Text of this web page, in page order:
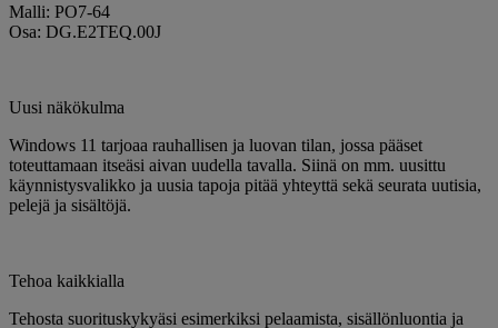
Malli: PO7-64
Osa: DG.E2TEQ.00J
Uusi näkökulma
Windows 11 tarjoaa rauhallisen ja luovan tilan, jossa pääset
toteuttamaan itseäsi aivan uudella tavalla. Siinä on mm. uusittu
käynnistysvalikko ja uusia tapoja pitää yhteyttä sekä seurata uutisia,
pelejä ja sisältöjä.
Tehoa kaikkialla
Tehosta suorituskykyäsi esimerkiksi pelaamista, sisällönluontia ja